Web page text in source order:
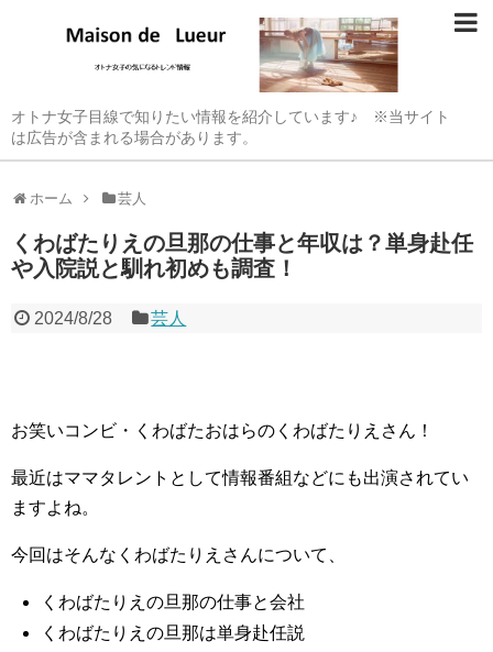
オトナ女子目線で知りたい情報を紹介しています♪ ※当サイト
は広告が含まれる場合があります。
ホーム 芸人
くわばたりえの旦那の仕事と年収は？単身赴任
や入院説と馴れ初めも調査！
2024/8/28 芸人
お笑いコンビ・くわばたおはらのくわばたりえさん！
最近はママタレントとして情報番組などにも出演されてい
ますよね。
今回はそんなくわばたりえさんについて、
くわばたりえの旦那の仕事と会社
くわばたりえの旦那は単身赴任説